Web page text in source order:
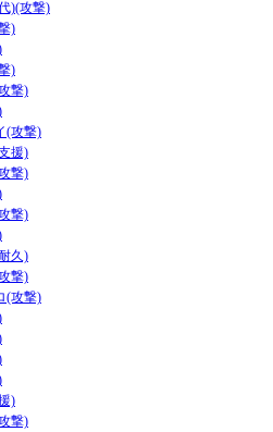
)(攻撃)
)
)
撃)
(攻撃)
援)
撃)
撃)
久)
撃)
(攻撃)
)
撃)